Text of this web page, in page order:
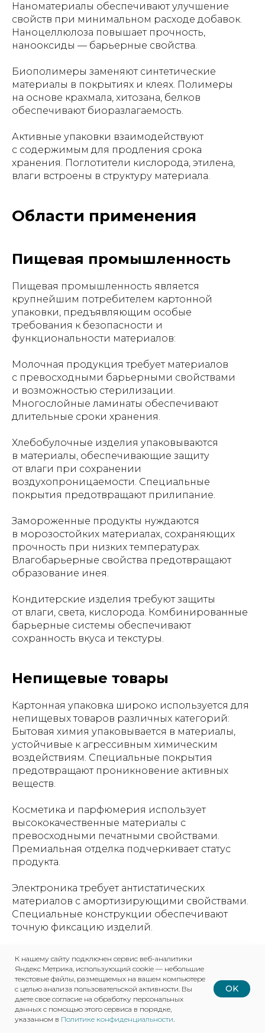
Наноматериалы обеспечивают улучшение
свойств при минимальном расходе добавок.
Наноцеллюлоза повышает прочность,
нанооксиды — барьерные свойства.
Биополимеры заменяют синтетические
материалы в покрытиях и клеях. Полимеры
на основе крахмала, хитозана, белков
обеспечивают биоразлагаемость.
Активные упаковки взаимодействуют
с содержимым для продления срока
хранения. Поглотители кислорода, этилена,
влаги встроены в структуру материала.
Области применения
Пищевая промышленность
Пищевая промышленность является
крупнейшим потребителем картонной
упаковки, предъявляющим особые
требования к безопасности и
функциональности материалов:
Молочная продукция требует материалов
с превосходными барьерными свойствами
и возможностью стерилизации.
Многослойные ламинаты обеспечивают
длительные сроки хранения.
Хлебобулочные изделия упаковываются
в материалы, обеспечивающие защиту
от влаги при сохранении
воздухопроницаемости. Специальные
покрытия предотвращают прилипание.
Замороженные продукты нуждаются
в морозостойких материалах, сохраняющих
прочность при низких температурах.
Влагобарьерные свойства предотвращают
образование инея.
Кондитерские изделия требуют защиты
от влаги, света, кислорода. Комбинированные
барьерные системы обеспечивают
сохранность вкуса и текстуры.
Непищевые товары
Картонная упаковка широко используется для
непищевых товаров различных категорий:
Бытовая химия упаковывается в материалы,
устойчивые к агрессивным химическим
воздействиям. Специальные покрытия
предотвращают проникновение активных
веществ.
Косметика и парфюмерия использует
высококачественные материалы с
превосходными печатными свойствами.
Премиальная отделка подчеркивает статус
продукта.
Электроника требует антистатических
материалов с амортизирующими свойствами.
Специальные конструкции обеспечивают
точную фиксацию изделий.
Текстиль и обувь упаковываются в прочные
дышащие материалы. Влагорегулирующие
свойства предотвращают образование
плесени.
К нашему сайту подключен сервис веб-аналитики
Яндекс Метрика, использующий cookie — небольшие
текстовые файлы, размещаемых на вашем компьютере
с целью анализа пользовательской активности. Вы
даете свое согласие на обработку персональных
данных с помощью этого сервиса в порядке,
указанном в Политике конфиденциальности.
OK